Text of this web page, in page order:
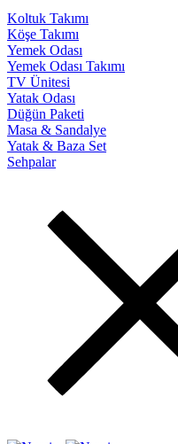
Koltuk Takımı
Köşe Takımı
Yemek Odası
Yemek Odası Takımı
TV Ünitesi
Yatak Odası
Düğün Paketi
Masa & Sandalye
Yatak & Baza Set
Sehpalar